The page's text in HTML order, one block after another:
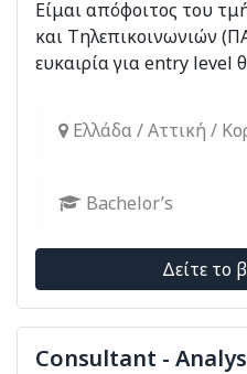
Είμαι απόφοιτος του
και Τηλεπικοινωνιών
ευκαιρία για entry level
Ελλάδα / Αττική /
Bachelor’s
Δείτε το
Consultant -